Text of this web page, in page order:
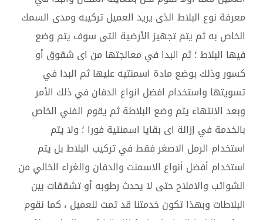
معرفة نوع البلاط الذى يريد العميل تركيبه ومدى السمك
الخاص به ثم يتم تجهيز الأرضية التى سوف يتم وضع
فيها البلاط ؛ ثم البدا في معالجتها من اى شقوق أو
كسور وذلك بوضع مادة اسمنتيه عليها ثم البدا في
تسويتها واستخدام افضل انواع الدفان في ذلك الأمر
وبعد الانتهاء يتم وضع البلاطة ثم يقوم الفني الخاص
بالخدمة في إزالة اى بقايا اسمنتية فورا ؛ ولا يتم
استخدام الرمل الاصغر فقط في تركيب البلاط بل يتم
استخدام أفضل أنواع الاسمنت والدفان والغراء الخالي من
الشوائب والاملاح حتى لا يحدث رطوبه أو تشققات بين
البلاطات وبهذا تكون خدمتنا قد تمت للعميل ، كما نقوم